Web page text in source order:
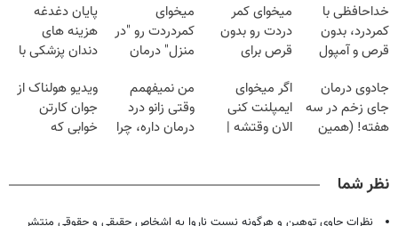
خداحافظی با
کمردرد، بدون
قرص و آمپول
میخوای کمر
دردت رو بدون
قرص برای
کنی؟
(◂پرسش‌نامه رو
پر کن)
میخوای
کمردردت رو "در
منزل" درمان
◂پرسش‌نامه)
پایان دغدغه
هزینه های
دندان پزشکی با
خانگی
جادوی درمان
جای زخم در سه
هفته! (همین
اگر میخوای
ایمپلنت کنی
الان وقتشه |
من نمیفهمم
وقتی زانو درد
درمان داره، چرا
ویدیو هولناک از
جوان کارتن
خوابی که
نظر شما
نظرات حاوی توهین و هرگونه نسبت ناروا به اشخاص حقیقی و حقوقی منتشر